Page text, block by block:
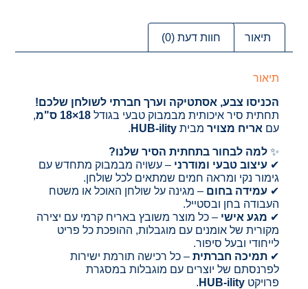
תיאור חוות דעת (0)
תיאור
הכניסו צבע, אסתטיקה וערך חברתי לשולחן שלכם!
תחתית סיר איכותית מבמבוק טבעי בגודל18×18 ס"מ
,
עם אריח מצויר מביתHUB-ility
.
✨למה לבחור בתחתית הסיר שלנו?
✔ עיצוב טבעי ומודרני – עשויה מבמבוק מתחדש עם
גימור נקי ומראה חמים שמתאים לכל שולחן.
✔ עמידה בחום – מגינה על שולחן האוכל או משטח
העבודה בחן ובסטייל.
✔ מגע אישי – כל מוצר משובץ באריח קרמי עם יצירה
מקורית של אומנים עם מוגבלות, ההופכת כל פריט
לייחודי ובעל סיפור.
✔תמיכה חברתית – כל רכישה תורמת ישירות
לפרנסתם של יוצרים עם מוגבלות במסגרת
פרויקטHUB-ility
.